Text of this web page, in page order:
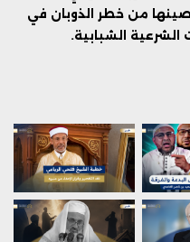
من خطر الذوبان في
الشرعية الشبابية.